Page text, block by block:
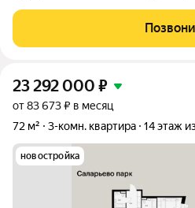
Пропускной режим. Обжитой
таунхаусов. Прекрасная локация,
23 292 000 ₽
от 83 673 ₽ в месяц
72 м²
3-комн. квартира 14 этаж
новостройка